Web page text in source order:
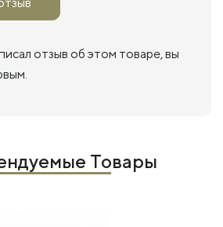
отзыв об этом товаре, вы
Товары